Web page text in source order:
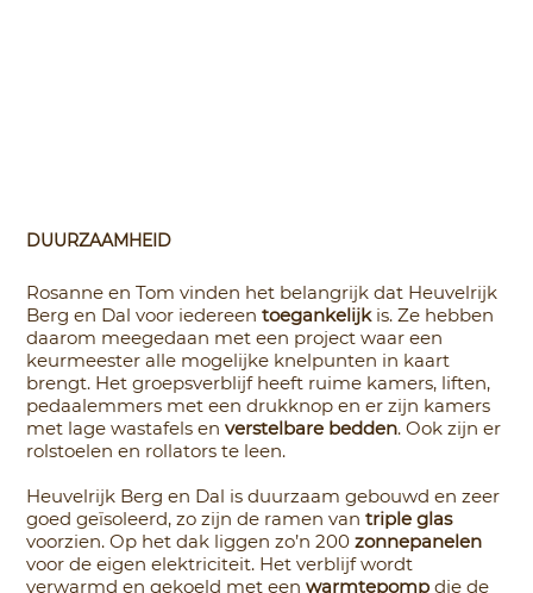
Rosanne en Tom vinden het belangrijk dat Heuvelrijk
Berg en Dal voor iedereentoegankelijk is. Ze hebben
daarom meegedaan met een project waar een
keurmeester alle mogelijke knelpunten in kaart
brengt. Het groepsverblijf heeft ruime kamers, liften,
pedaalemmers met een drukknop en er zijn kamers
met lage wastafels enverstelbare bedden. Ook zijn er
rolstoelen en rollators te leen.
Heuvelrijk Berg en Dal is duurzaam gebouwd en zeer
goed geïsoleerd, zo zijn de ramen vantriple glas
voorzien. Op het dak liggen zo’n 200zonnepanelen
voor de eigen elektriciteit. Het verblijf wordt
verwarmd en gekoeld met eenwarmtepompdie de
DUURZAAMHEID